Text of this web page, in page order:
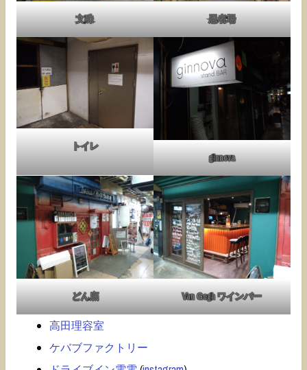
文殊 忍者場
トイレ
ginnova
どん底 Van Gogh ワインバー
高田理容室
ケバブファクトリー